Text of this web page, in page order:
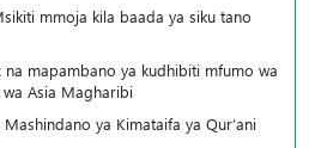
mmoja kila baada ya siku tano
na mapambano ya kudhibiti mfumo wa
Asia Magharibi
ya Kimataifa ya Qur’ani